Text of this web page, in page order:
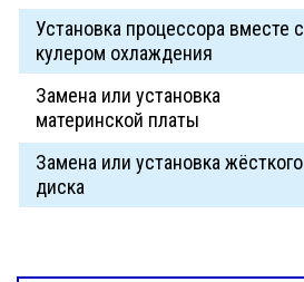
Установка процессора вместе с
кулером охлаждения
Замена или установка
материнской платы
Замена или установка жёсткого
диска